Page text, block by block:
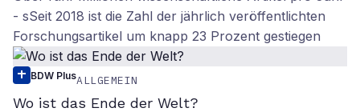
- sSeit 2018 ist die Zahl der jährlich veröffentlichten
Forschungsartikel um knapp 23 Prozent gestiegen
BDW PlusALLGEMEIN
Wo ist das Ende der Welt?